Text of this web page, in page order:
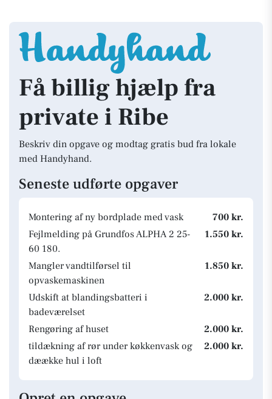
Få billig hjælp fra
private i Ribe
Beskriv din opgave og modtag gratis bud fra lokale
med Handyhand.
Seneste udførte opgaver
Montering af ny bordplade med vask
700 kr.
Fejlmelding på Grundfos ALPHA 2 25-
60 180.
1.550 kr.
Mangler vandtilførsel til
opvaskemaskinen
1.850 kr.
Udskift at blandingsbatteri i
badeværelset
2.000 kr.
Rengøring af huset
2.000 kr.
tildækning af rør under køkkenvask og
dæække hul i loft
2.000 kr.